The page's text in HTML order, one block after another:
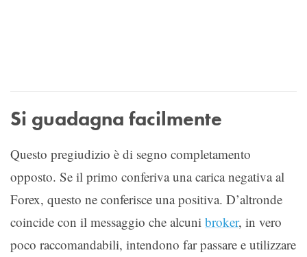
Si guadagna facilmente
Questo pregiudizio è di segno completamento
opposto. Se il primo conferiva una carica negativa al
Forex, questo ne conferisce una positiva. D’altronde
coincide con il messaggio che alcuni broker, in vero
poco raccomandabili, intendono far passare e utilizzare